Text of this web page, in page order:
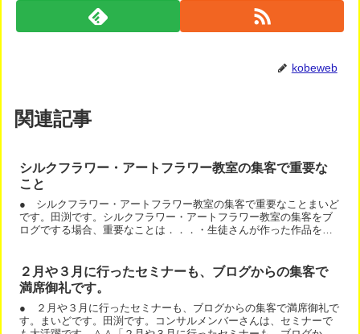
kobeweb
関連記事
シルクフラワー・アートフラワー教室の集客で重要な
こと
● シルクフラワー・アートフラワー教室の集客で重要なことまいど
です。田渕です。シルクフラワー・アートフラワー教室の集客をブ
ログでする場合、重要なことは．．．・生徒さんが作った作品を見
２月や３月に行ったセミナーも、ブログからの集客で
満席御礼です。
● ２月や３月に行ったセミナーも、ブログからの集客で満席御礼で
す。まいどです。田渕です。コンサルメンバーさんは、セミナーで